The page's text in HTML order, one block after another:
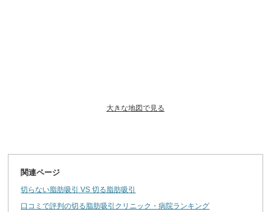
大きな地図で見る
関連ページ
切らない脂肪吸引 VS 切る脂肪吸引
口コミで評判の切る脂肪吸引クリニック・病院ランキング